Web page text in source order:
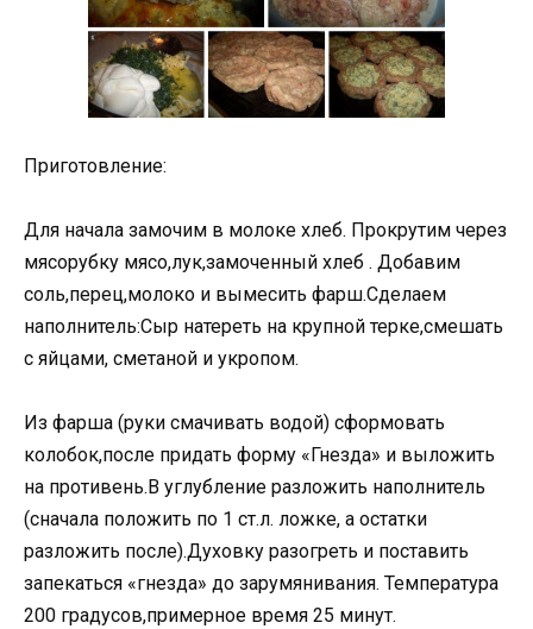
Приготовление:
Для начала замочим в молоке хлеб. Прокрутим через
мясорубку мясо,лук,замоченный хлеб . Добавим
соль,перец,молоко и вымесить фарш.Сделаем
наполнитель:Сыр натереть на крупной терке,смешать
с яйцами, сметаной и укропом.
Из фарша (руки смачивать водой) сформовать
колобок,после придать форму «Гнезда» и выложить
на противень.В углубление разложить наполнитель
(сначала положить по 1 ст.л. ложке, а остатки
разложить после).Духовку разогреть и поставить
запекаться «гнезда» до зарумянивания. Температура
200 градусов,примерное время 25 минут.